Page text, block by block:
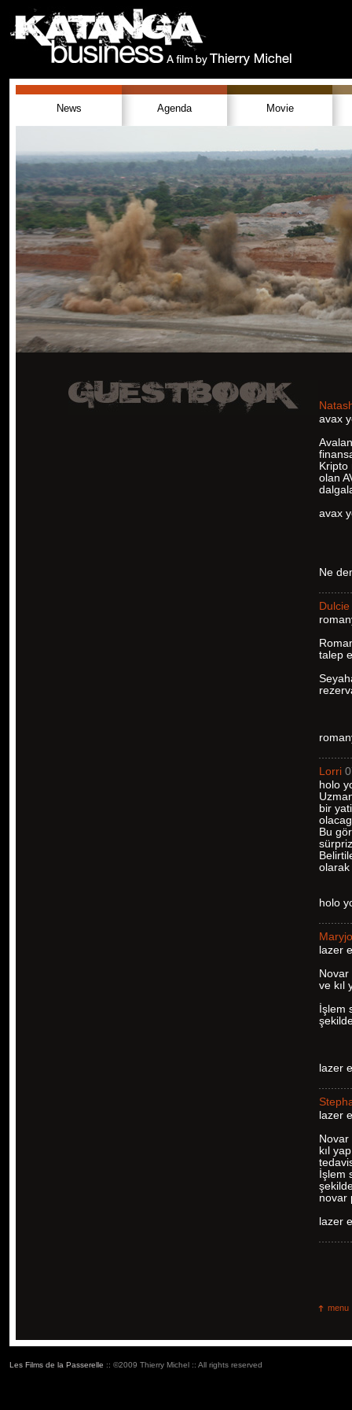
News Agenda Movie
avax
Kripto
olan
avax
Ne
Dulcie
talep
Lorri
holo
bir
Bu
olarak
holo
Maryjo
lazer
ve kıl
İşlem
lazer
lazer
kıl
İşlem
novar
lazer
menu
Les Films de la Passerelle :: ©2009 Thierry Michel :: All rights reserved